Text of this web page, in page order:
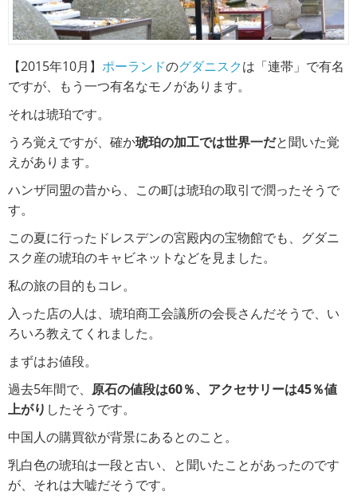
【2015年10月】 ポーランドのグダニスクは「連帯」で有名
ですが、もう一つ有名なモノがあります。
それは琥珀です。
うろ覚えですが、確か琥珀の加工では世界一だと聞いた覚
えがあります。
ハンザ同盟の昔から、この町は琥珀の取引で潤ったそうで
す。
この夏に行ったドレスデンの宮殿内の宝物館でも、グダニ
スク産の琥珀のキャビネットなどを見ました。
私の旅の目的もコレ。
入った店の人は、琥珀商工会議所の会長さんだそうで、い
ろいろ教えてくれました。
まずはお値段。
過去5年間で、 原石の値段は60％、アクセサリーは45％値
上がり したそうです。
中国人の購買欲が背景にあるとのこと。
乳白色の琥珀は一段と古い、と聞いたことがあったのです
が、それは大嘘だそうです。